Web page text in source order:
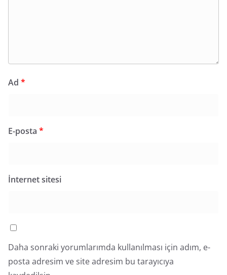
Ad *
E-posta *
İnternet sitesi
Daha sonraki yorumlarımda kullanılması için adım, e-
posta adresim ve site adresim bu tarayıcıya